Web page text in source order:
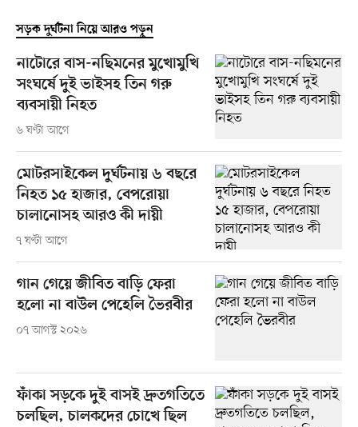
সড়ক দুর্ঘটনা নিয়ে আরও পড়ুন
নাটোরে বাস-নছিমনের মুখোমুখি
সংঘর্ষে দুই ভাইসহ তিন গরু
ব্যবসায়ী নিহত
৬ ঘণ্টা আগে
মোটরসাইকেল দুর্ঘটনায় ৬ বছরে
নিহত ১৫ হাজার, বেপরোয়া
চালানোসহ আরও কী দায়ী
৭ ঘণ্টা আগে
গান গেয়ে জীবিত বাড়ি ফেরা
হলো না বাউল পেহেলি ভৈরবীর
০৭ আগস্ট ২০২৬
ফাঁকা সড়কে দুই বাসই দ্রুতগতিতে
চলছিল, চালকদের চোখে ছিল